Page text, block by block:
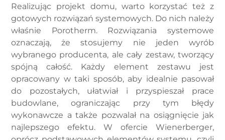
Realizując projekt domu, warto korzystać też z
gotowych rozwiązań systemowych. Do nich należy
właśnie Porotherm. Rozwiązania systemowe
oznaczają, że stosujemy nie jeden wyrób
wybranego producenta, ale cały zestaw, tworzący
spójną całość. Każdy element zestawu jest
opracowany w taki sposób, aby idealnie pasował
do pozostałych, ułatwiał i przyspieszał prace
budowlane, ograniczając przy tym błędy
wykonawcze a także pozwalał na osiągnięcie jak
najlepszego efektu. W ofercie Wienerberger,